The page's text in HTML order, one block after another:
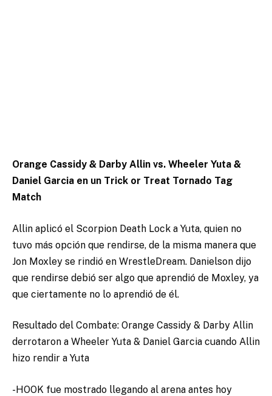
Orange Cassidy & Darby Allin vs. Wheeler Yuta &
Daniel Garcia en un Trick or Treat Tornado Tag
Match
Allin aplicó el Scorpion Death Lock a Yuta, quien no
tuvo más opción que rendirse, de la misma manera que
Jon Moxley se rindió en WrestleDream. Danielson dijo
que rendirse debió ser algo que aprendió de Moxley, ya
que ciertamente no lo aprendió de él.
Resultado del Combate: Orange Cassidy & Darby Allin
derrotaron a Wheeler Yuta & Daniel Garcia cuando Allin
hizo rendir a Yuta
-HOOK fue mostrado llegando al arena antes hoy